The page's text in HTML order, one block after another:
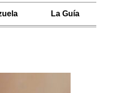
La Guía